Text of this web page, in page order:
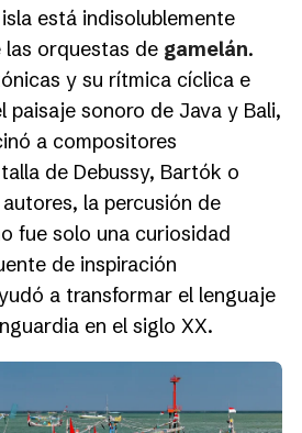
está indisolublemente
orquestas de gamelán.
y su rítmica cíclica e
paisaje sonoro de Java y Bali,
a compositores
de Debussy, Bartók o
la percusión de
fue solo una curiosidad
de inspiración
a transformar el lenguaje
en el siglo XX.